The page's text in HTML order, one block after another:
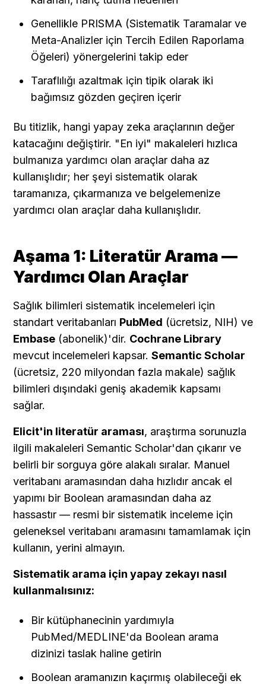
Genellikle PRISMA (Sistematik Taramalar ve
Meta-Analizler için Tercih Edilen Raporlama
Öğeleri) yönergelerini takip eder
Taraflılığı azaltmak için tipik olarak iki
bağımsız gözden geçiren içerir
Bu titizlik, hangi yapay zeka araçlarının değer
katacağını değiştirir. "En iyi" makaleleri hızlıca
bulmanıza yardımcı olan araçlar daha az
kullanışlıdır; her şeyi sistematik olarak
taramanıza, çıkarmanıza ve belgelemenize
yardımcı olan araçlar daha kullanışlıdır.
Aşama 1: Literatür Arama —
Yardımcı Olan Araçlar
Sağlık bilimleri sistematik incelemeleri için
standart veritabanları PubMed
Embase (abonelik)'dir. Cochrane Library
mevcut incelemeleri kapsar. Semantic Scholar
(ücretsiz, 220 milyondan fazla makale) sağlık
bilimleri dışındaki geniş akademik kapsamı
sağlar.
Elicit'in literatür araması, araştırma sorunuzla
ilgili makaleleri Semantic Scholar'dan çıkarır ve
belirli bir sorguya göre alakalı sıralar. Manuel
veritabanı aramasından daha hızlıdır ancak el
yapımı bir Boolean aramasından daha az
hassastır — resmi bir sistematik inceleme için
geleneksel veritabanı aramasını tamamlamak için
kullanın, yerini almayın.
Sistematik arama için yapay zekayı nasıl
kullanmalısınız:
Bir kütüphanecinin yardımıyla
PubMed/MEDLINE'da Boolean arama
dizinizi taslak haline getirin
Boolean aramanızın kaçırmış olabileceği ek